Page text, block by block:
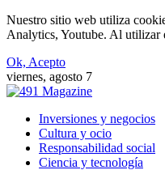
Nuestro sitio web utiliza
Analytics, Youtube. Al utilizar
Ok, Acepto
viernes, agosto 7
Inversiones y negocios
Cultura y ocio
Responsabilidad social
Ciencia y tecnología